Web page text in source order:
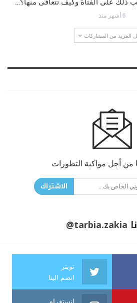
ذلك على الفتاة وكيف تتعافى منها؟…
6 أشهر منذ
المزيد من المشاركات
من أجل مواكبة التطورات
الاشتراك
@tarbia.zakia
تويتر
انضم الينا
انستغرام